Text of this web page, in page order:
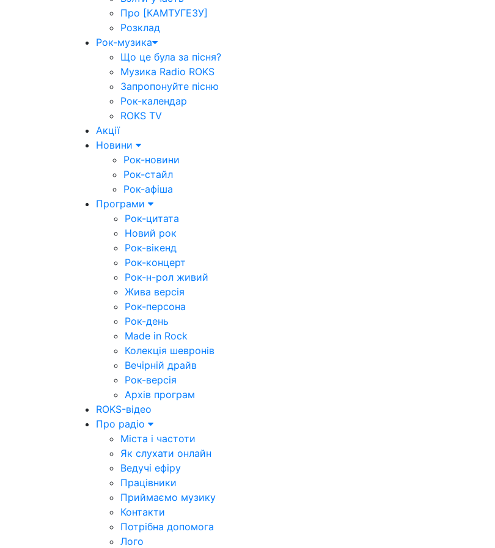
Про [КАМТУГЕЗУ]
Розклад
Рок-музика
Що це була за пісня?
Музика Radio ROKS
Запропонуйте пісню
Рок-календар
ROKS TV
Акції
Новини
Рок-новини
Рок-стайл
Рок-афіша
Програми
Рок-цитата
Новий рок
Рок-вікенд
Рок-концерт
Рок-н-рол живий
Жива версія
Рок-персона
Рок-день
Made in Rock
Колекція шевронів
Вечірній драйв
Рок-версія
Архів програм
ROKS-відео
Про радіо
Міста і частоти
Як слухати онлайн
Ведучі ефіру
Працівники
Приймаємо музику
Контакти
Потрібна допомога
Лого